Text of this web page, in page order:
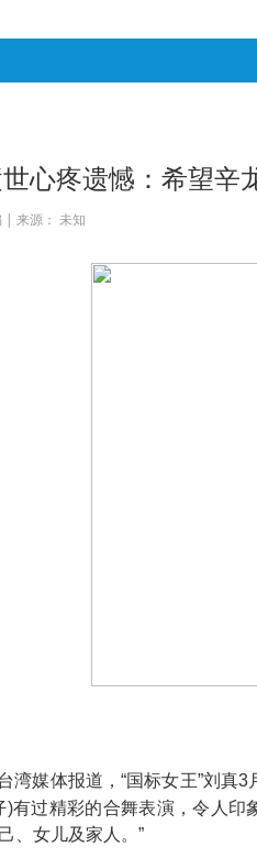
心疼遗憾：希望辛
| 来源： 未知
湾媒体报道，“国标女王”刘真3
)有过精彩的合舞表演，令人印
、女儿及家人。 ”